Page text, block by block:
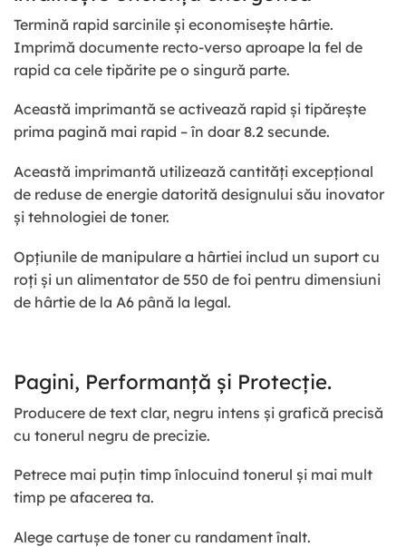
Termină rapid sarcinile și economisește hârtie.
Imprimă documente recto-verso aproape la fel de
rapid ca cele tipărite pe o singură parte.
Această imprimantă se activează rapid și tipărește
prima pagină mai rapid – în doar 8.2 secunde.
Această imprimantă utilizează cantități excepțional
de reduse de energie datorită designului său inovator
și tehnologiei de toner.
Opțiunile de manipulare a hârtiei includ un suport cu
roți și un alimentator de 550 de foi pentru dimensiuni
de hârtie de la A6 până la legal.
Pagini, Performanță și Protecție.
Producere de text clar, negru intens și grafică precisă
cu tonerul negru de precizie.
Petrece mai puțin timp înlocuind tonerul și mai mult
timp pe afacerea ta.
Alege cartușe de toner cu randament înalt.